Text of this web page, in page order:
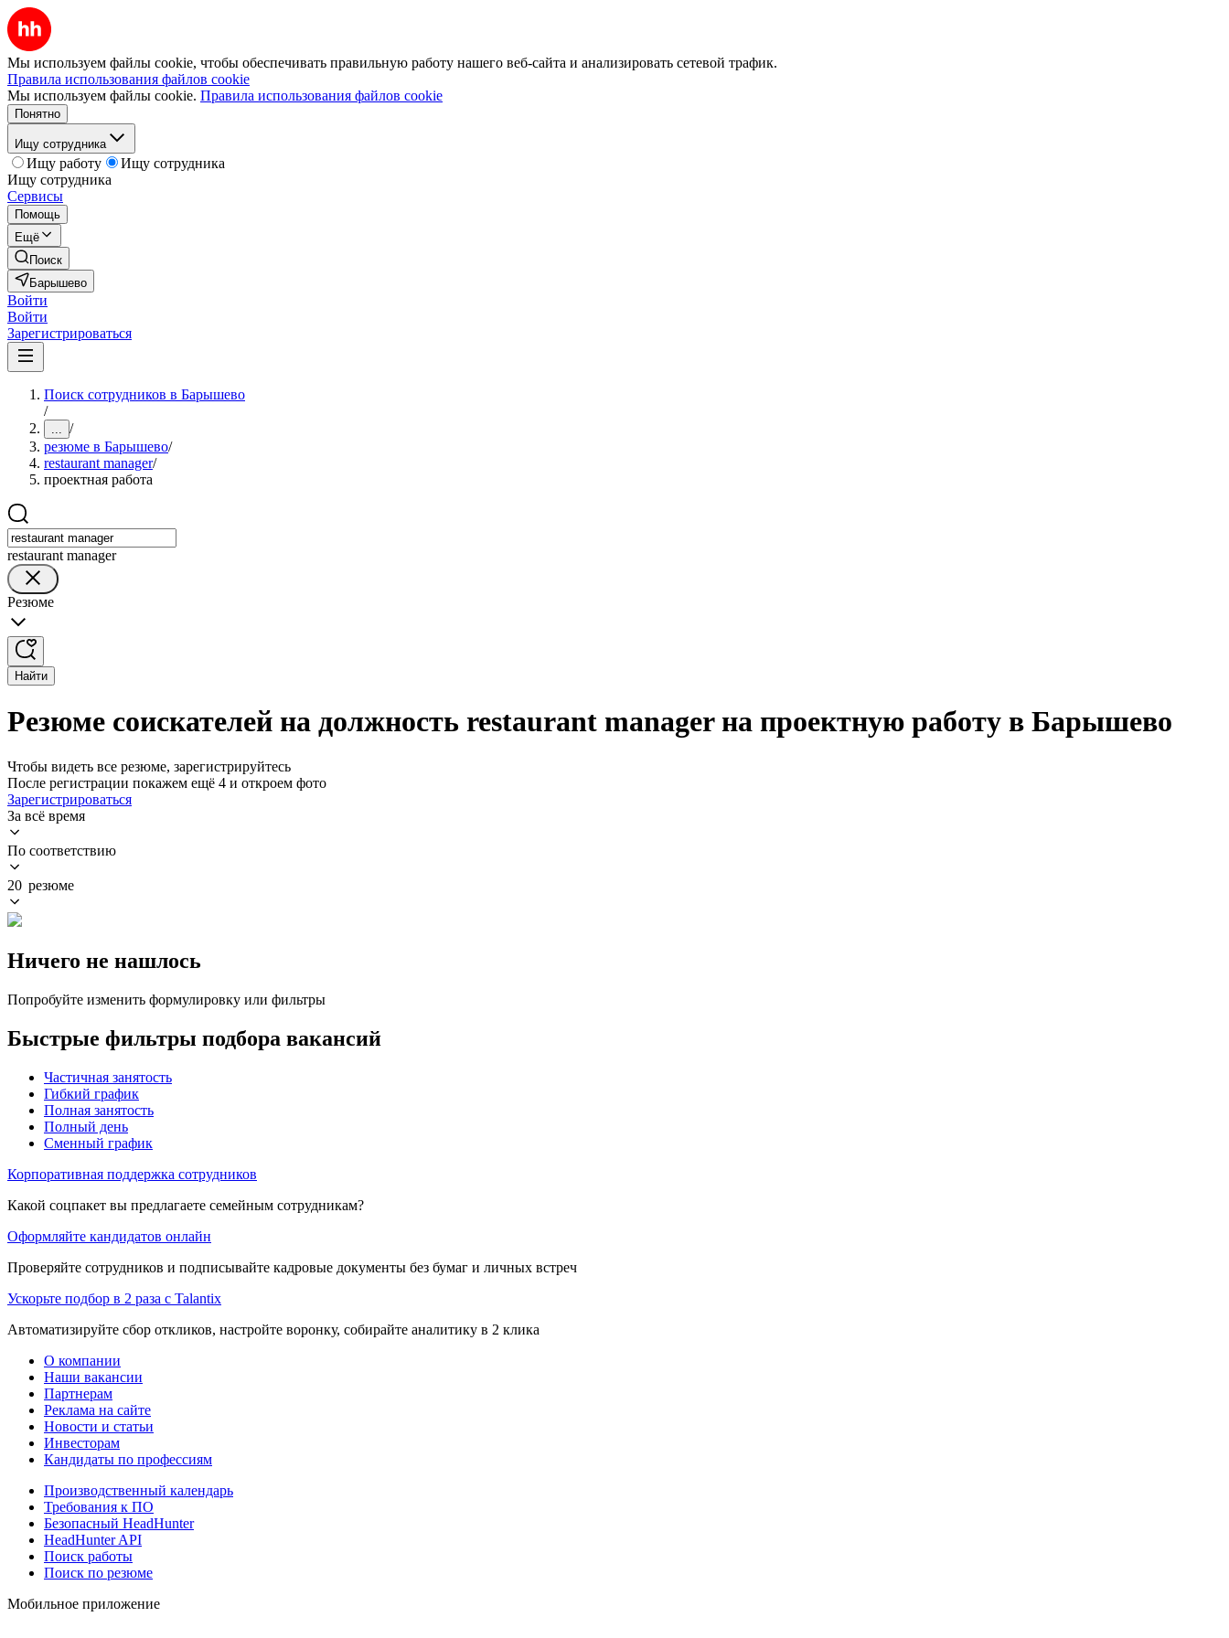
Мы используем файлы cookie, чтобы обеспечивать правильную работу нашего веб-сайта и анализировать сетевой трафик.
Правила использования файлов cookie
Мы используем файлы cookie. Правила использования файлов cookie
Понятно
Ищу сотрудника
Ищу работу
Ищу сотрудника
Ищу сотрудника
Сервисы
Помощь
Ещё
Поиск
Барышево
Войти
Войти
Зарегистрироваться
Поиск сотрудников в Барышево
/
... /
резюме в Барышево/
restaurant manager/
проектная работа
restaurant manager
Резюме
Найти
Резюме соискателей на должность restaurant manager на проектную работу в Барышево
Чтобы видеть все резюме, зарегистрируйтесь
После регистрации покажем ещё 4 и откроем фото
Зарегистрироваться
За всё время
По соответствию
20 резюме
Ничего не нашлось
Попробуйте изменить формулировку или фильтры
Быстрые фильтры подбора вакансий
Частичная занятость
Гибкий график
Полная занятость
Полный день
Сменный график
Корпоративная поддержка сотрудников
Какой соцпакет вы предлагаете семейным сотрудникам?
Оформляйте кандидатов онлайн
Проверяйте сотрудников и подписывайте кадровые документы без бумаг и личных встреч
Ускорьте подбор в 2 раза с Talantix
Автоматизируйте сбор откликов, настройте воронку, собирайте аналитику в 2 клика
О компании
Наши вакансии
Партнерам
Реклама на сайте
Новости и статьи
Инвесторам
Кандидаты по профессиям
Производственный календарь
Требования к ПО
Безопасный HeadHunter
HeadHunter API
Поиск работы
Поиск по резюме
Мобильное приложение